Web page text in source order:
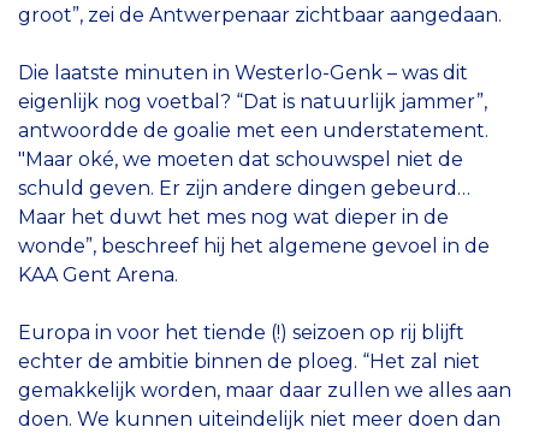
groot”, zei de Antwerpenaar zichtbaar aangedaan.
Die laatste minuten in Westerlo-Genk – was dit
eigenlijk nog voetbal? “Dat is natuurlijk jammer”,
antwoordde de goalie met een understatement.
"Maar oké, we moeten dat schouwspel niet de
schuld geven. Er zijn andere dingen gebeurd…
Maar het duwt het mes nog wat dieper in de
wonde”, beschreef hij het algemene gevoel in de
KAA Gent Arena.
Europa in voor het tiende (!) seizoen op rij blijft
echter de ambitie binnen de ploeg. “Het zal niet
gemakkelijk worden, maar daar zullen we alles aan
doen. We kunnen uiteindelijk niet meer doen dan